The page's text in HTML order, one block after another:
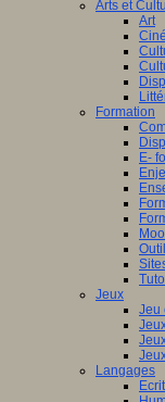
Arts et
Art
Formation
E-
Jeux
Jeu
Langages